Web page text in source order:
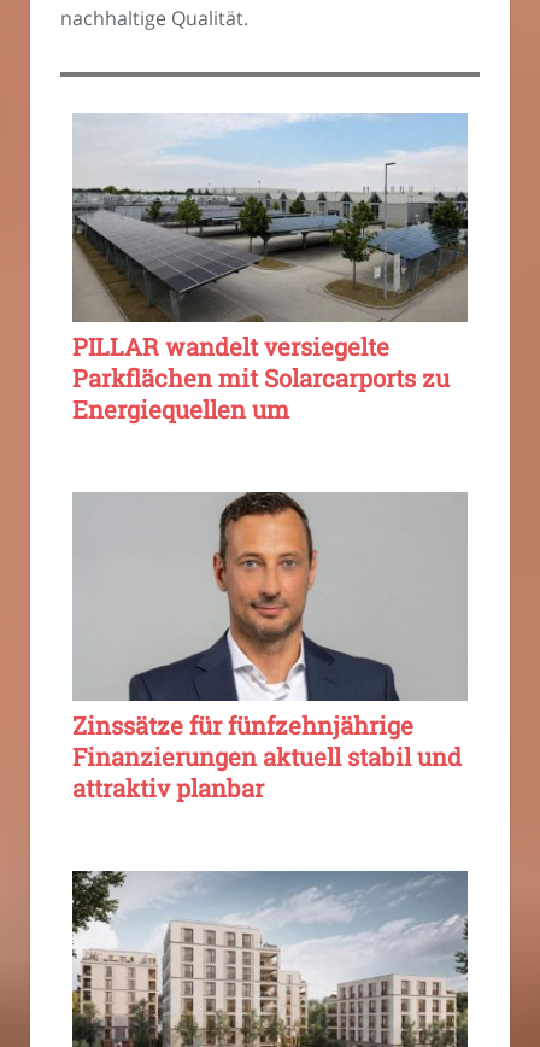
nachhaltige Qualität.
PILLAR wandelt versiegelte
Parkflächen mit Solarcarports zu
Energiequellen um
Zinssätze für fünfzehnjährige
Finanzierungen aktuell stabil und
attraktiv planbar